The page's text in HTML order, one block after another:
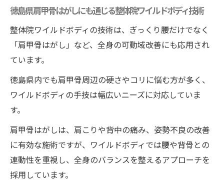
徳島県 肩甲骨はがしにも通じる整体院ワイルドボディ技術
整体院ワイルドボディの技術は、ぎっくり腰だけでなく
「肩甲骨はがし」など、全身の可動域改善にも応用され
ています。
徳島県内でも肩甲骨周辺の硬さやコリに悩む方が多く、
ワイルドボディの手技は幅広いニーズに対応していま
す。
肩甲骨はがしは、肩こりや背中の痛み、姿勢不良の改善
に有効な施術ですが、ワイルドボディでは腰や背骨との
連動性を重視し、全身のバランスを整えるアプローチを
採用しています。